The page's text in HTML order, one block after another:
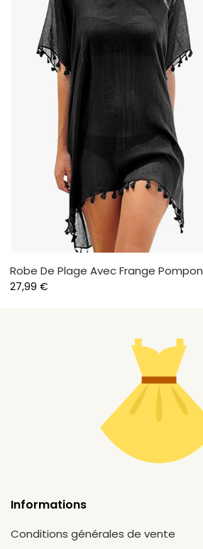
Robe De Plage Avec Frange Pompon
27,99 €
Informations
Conditions générales de vente